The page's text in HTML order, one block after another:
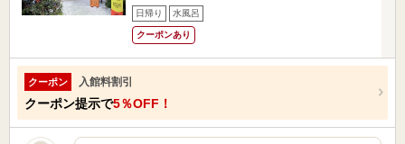
日帰り 水風呂
クーポンあり
クーポン 入館料割引
クーポン提示で5％OFF！